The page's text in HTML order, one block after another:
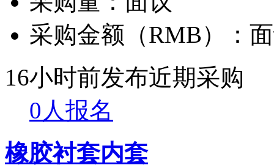
采购金额（RMB）：
16小时前发布近期采购
0人报名
橡胶衬套内套